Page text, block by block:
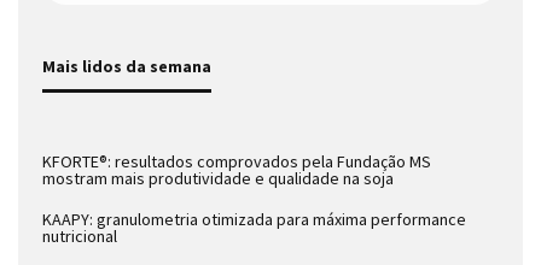
Mais lidos da semana
KFORTE®: resultados comprovados pela Fundação MS
mostram mais produtividade e qualidade na soja
KAAPY: granulometria otimizada para máxima performance
nutricional